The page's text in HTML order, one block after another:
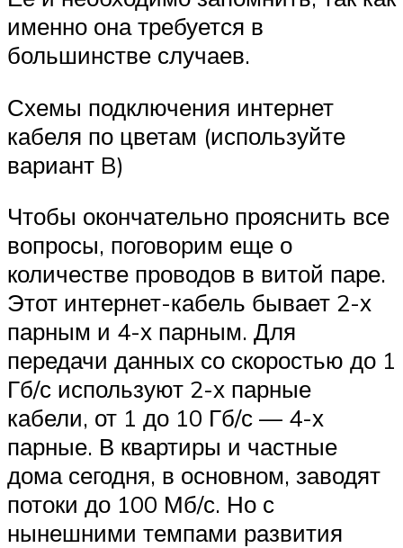
именно она требуется в
большинстве случаев.
Схемы подключения интернет
кабеля по цветам (используйте
вариант B)
Чтобы окончательно прояснить все
вопросы, поговорим еще о
количестве проводов в витой паре.
Этот интернет-кабель бывает 2-х
парным и 4-х парным. Для
передачи данных со скоростью до 1
Гб/с используют 2-х парные
кабели, от 1 до 10 Гб/с — 4-х
парные. В квартиры и частные
дома сегодня, в основном, заводят
потоки до 100 Мб/с. Но с
нынешними темпами развития